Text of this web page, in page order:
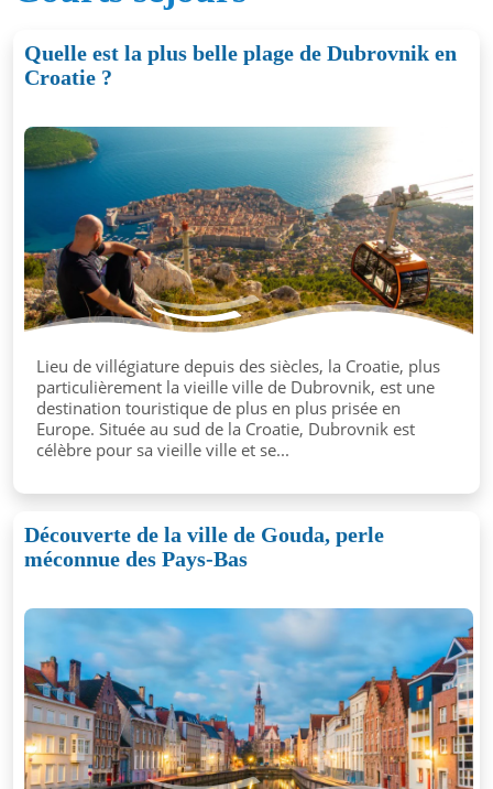
Quelle est la plus belle plage de Dubrovnik en
Croatie ?
Lieu de villégiature depuis des siècles, la Croatie, plus
particulièrement la vieille ville de Dubrovnik, est une
destination touristique de plus en plus prisée en
Europe. Située au sud de la Croatie, Dubrovnik est
célèbre pour sa vieille ville et se...
Découverte de la ville de Gouda, perle
méconnue des Pays-Bas